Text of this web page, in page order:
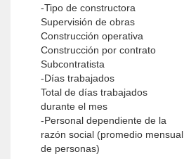
-Tipo de constructora
Supervisión de obras
Construcción operativa
Construcción por contrato
Subcontratista
-Días trabajados
Total de días trabajados
durante el mes
-Personal dependiente de la
razón social (promedio mensual
de personas)